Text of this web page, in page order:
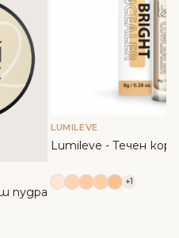
пудра
LUMILEVE
Lumileve - Течен
+1